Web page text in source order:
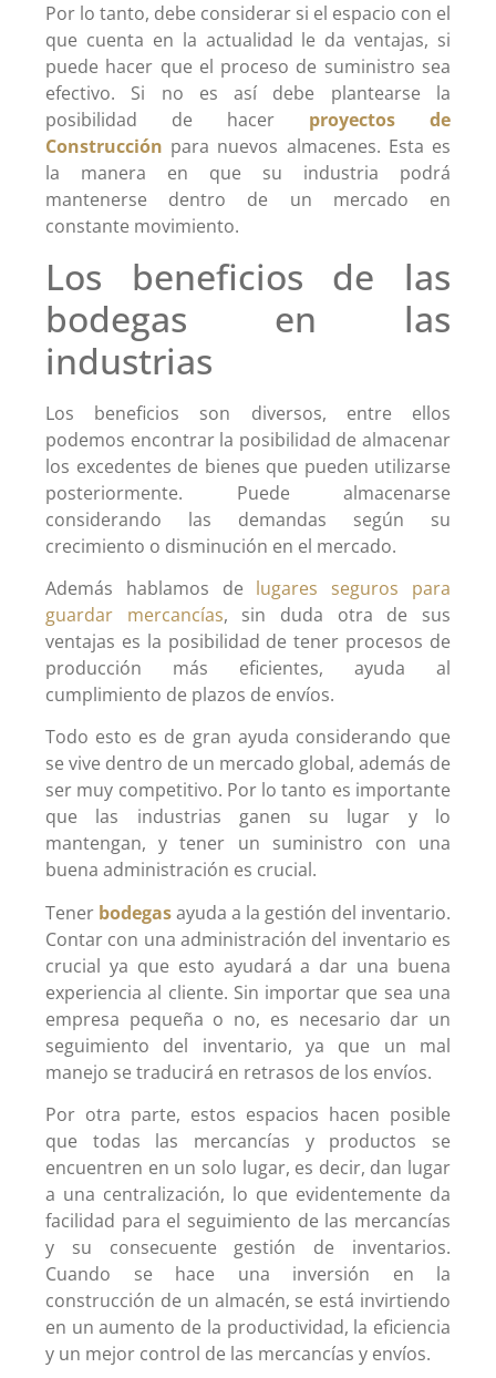
Por lo tanto, debe considerar si el espacio con el
que cuenta en la actualidad le da ventajas, si
puede hacer que el proceso de suministro sea
efectivo. Si no es así debe plantearse la
posibilidad de hacer proyectos de
Construcción para nuevos almacenes. Esta es
la manera en que su industria podrá
mantenerse dentro de un mercado en
constante movimiento.
Los beneficios de las
bodegas en las
industrias
Los beneficios son diversos, entre ellos
podemos encontrar la posibilidad de almacenar
los excedentes de bienes que pueden utilizarse
posteriormente. Puede almacenarse
considerando las demandas según su
crecimiento o disminución en el mercado.
Además hablamos de lugares seguros para
guardar mercancías, sin duda otra de sus
ventajas es la posibilidad de tener procesos de
producción más eficientes, ayuda al
cumplimiento de plazos de envíos.
Todo esto es de gran ayuda considerando que
se vive dentro de un mercado global, además de
ser muy competitivo. Por lo tanto es importante
que las industrias ganen su lugar y lo
mantengan, y tener un suministro con una
buena administración es crucial.
Tener bodegasayuda a la gestión del inventario.
Contar con una administración del inventario es
crucial ya que esto ayudará a dar una buena
experiencia al cliente. Sin importar que sea una
empresa pequeña o no, es necesario dar un
seguimiento del inventario, ya que un mal
manejo se traducirá en retrasos de los envíos.
Por otra parte, estos espacios hacen posible
que todas las mercancías y productos se
encuentren en un solo lugar, es decir, dan lugar
a una centralización, lo que evidentemente da
facilidad para el seguimiento de las mercancías
y su consecuente gestión de inventarios.
Cuando se hace una inversión en la
construcción de un almacén, se está invirtiendo
en un aumento de la productividad, la eficiencia
y un mejor control de las mercancías y envíos.